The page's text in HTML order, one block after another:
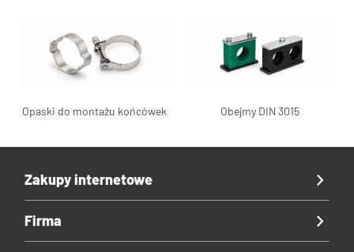
Opaski do montażu końcówek Obejmy DIN 3015
Zakupy internetowe
Firma